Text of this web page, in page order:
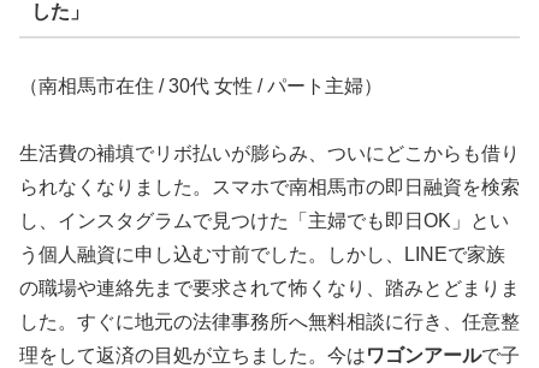
した」
（南相馬市在住 / 30代 女性 / パート主婦）
生活費の補填でリボ払いが膨らみ、ついにどこからも借り
られなくなりました。スマホで南相馬市の即日融資を検索
し、インスタグラムで見つけた「主婦でも即日OK」とい
う個人融資に申し込む寸前でした。しかし、LINEで家族
の職場や連絡先まで要求されて怖くなり、踏みとどまりま
した。すぐに地元の法律事務所へ無料相談に行き、任意整
理をして返済の目処が立ちました。今はワゴンアールで子